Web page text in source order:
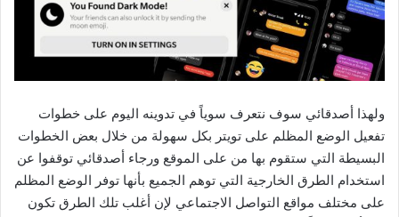
ولهذا أصدقائي سوف نتعرف سوياً في تدوينه اليوم على خطوات
تفعيل الوضع المظلم على تويتر بكل سهولة من خلال بعض الخطوات
البسيطة التي ستقوم بها من على الموقع ورجاء أصدقائي توقفوا عن
استخدام الطرق الخارجية التي توهم الجميع بأنها توفر الوضع المظلم
على مختلف مواقع التواصل الاجتماعي لإن أغلب تلك الطرق تكون